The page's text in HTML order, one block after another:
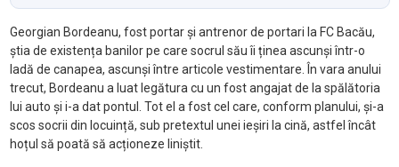
Georgian Bordeanu, fost portar și antrenor de portari la FC Bacău,
știa de existența banilor pe care socrul său îi ținea ascunși într-o
ladă de canapea, ascunși între articole vestimentare. În vara anului
trecut, Bordeanu a luat legătura cu un fost angajat de la spălătoria
lui auto și i-a dat pontul. Tot el a fost cel care, conform planului, și-a
scos socrii din locuință, sub pretextul unei ieșiri la cină, astfel încât
hoțul să poată să acționeze liniștit.